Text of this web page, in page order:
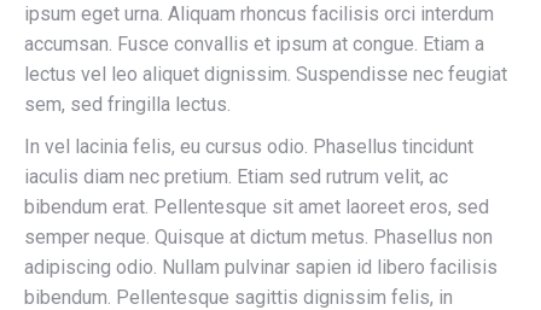
ipsum eget urna. Aliquam rhoncus facilisis orci interdum
accumsan. Fusce convallis et ipsum at congue. Etiam a
lectus vel leo aliquet dignissim. Suspendisse nec feugiat
sem, sed fringilla lectus.
In vel lacinia felis, eu cursus odio. Phasellus tincidunt
iaculis diam nec pretium. Etiam sed rutrum velit, ac
bibendum erat. Pellentesque sit amet laoreet eros, sed
semper neque. Quisque at dictum metus. Phasellus non
adipiscing odio. Nullam pulvinar sapien id libero facilisis
bibendum. Pellentesque sagittis dignissim felis, in